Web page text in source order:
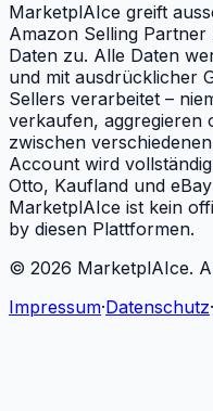
MarketplAIce greift
Amazon Selling
Daten zu. Alle Daten
und mit ausdrücklicher
Sellers verarbeitet –
verkaufen, aggregieren
zwischen
Account wird
Otto, Kaufland und
MarketplAIce ist kein
by diesen Plattformen.
© 2026 MarketplAIce.
Impressum·Datenschutz·